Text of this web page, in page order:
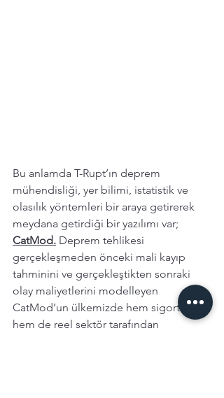
Bu anlamda T-Rupt’ın deprem
mühendisliği, yer bilimi, istatistik ve
olasılık yöntemleri bir araya getirerek
meydana getirdiği bir yazılımı var;
CatMod. Deprem tehlikesi
gerçekleşmeden önceki mali kayıp
tahminini ve gerçekleştikten sonraki
olay maliyetlerini modelleyen
CatMod’un ülkemizde hem sigortacılar
hem de reel sektör tarafından